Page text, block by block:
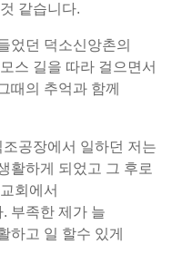
같습니다.
었던 덕소신앙촌의
스 길을 따라 걸으면서
때의 추억과 함께
공장에서 일하던 저는
활하게 되었고 그 후로
회에서
부족한 제가 늘
하고 일 할수 있게